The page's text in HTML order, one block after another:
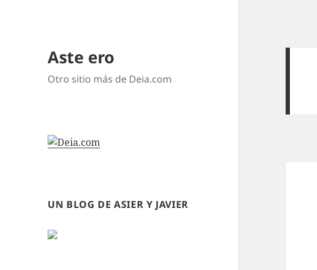
Aste ero
Otro sitio más de Deia.com
UN BLOG DE ASIER Y JAVIER